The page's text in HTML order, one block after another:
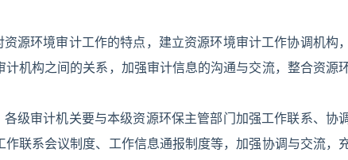
源环境审计工作的特点，建立资源环境审计工作协调机构，
机构之间的关系，加强审计信息的沟通与交流，整合资源
级审计机关要与本级资源环保主管部门加强工作联系、协
联系会议制度、工作信息通报制度等，加强协调与交流，